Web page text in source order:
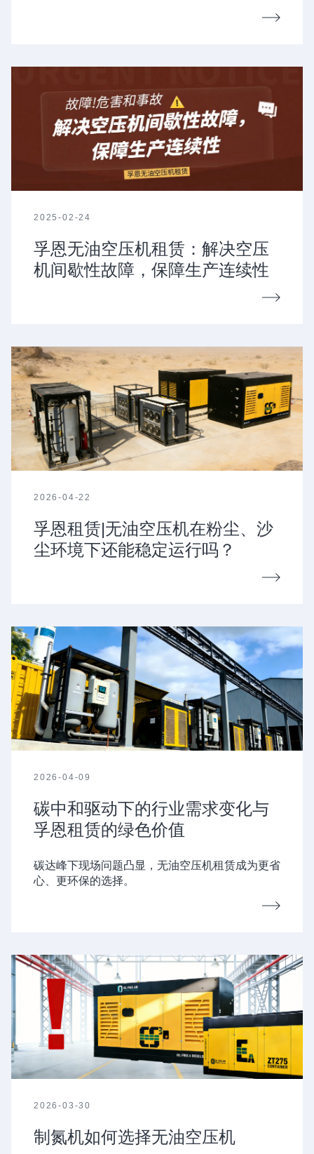
2025-02-24
孚恩无油空压机租赁：解决空压
机间歇性故障，保障生产连续性
2026-04-22
孚恩租赁|无油空压机在粉尘、沙
尘环境下还能稳定运行吗？
2026-04-09
碳中和驱动下的行业需求变化与
孚恩租赁的绿色价值
碳达峰下现场问题凸显，无油空压机租赁成为更省
心、更环保的选择。
2026-03-30
制氮机如何选择无油空压机